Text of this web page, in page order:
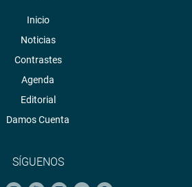
Inicio
Noticias
Contrastes
Agenda
Editorial
Damos Cuenta
SÍGUENOS